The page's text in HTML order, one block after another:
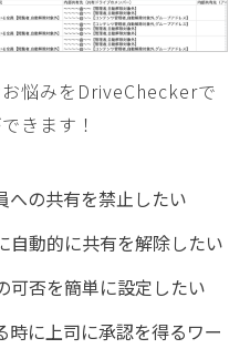
悩みをDriveCheckerで
きます！
への共有を禁止したい
自動的に共有を解除したい
可否を簡単に設定したい
に上司に承認を得るワー